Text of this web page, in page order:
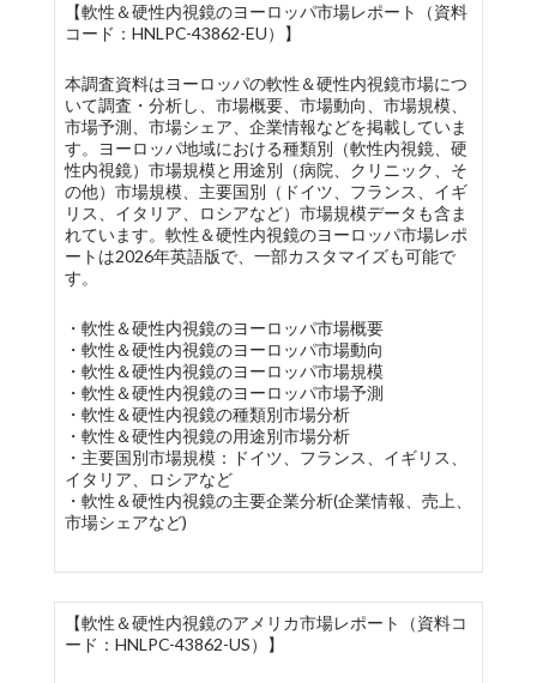
【軟性＆硬性内視鏡のヨーロッパ市場レポート（資料
コード：HNLPC-43862-EU）】
本調査資料はヨーロッパの軟性＆硬性内視鏡市場につ
いて調査・分析し、市場概要、市場動向、市場規模、
市場予測、市場シェア、企業情報などを掲載していま
す。ヨーロッパ地域における種類別（軟性内視鏡、硬
性内視鏡）市場規模と用途別（病院、クリニック、そ
の他）市場規模、主要国別（ドイツ、フランス、イギ
リス、イタリア、ロシアなど）市場規模データも含ま
れています。軟性＆硬性内視鏡のヨーロッパ市場レポ
ートは2026年英語版で、一部カスタマイズも可能で
す。
・軟性＆硬性内視鏡のヨーロッパ市場概要
・軟性＆硬性内視鏡のヨーロッパ市場動向
・軟性＆硬性内視鏡のヨーロッパ市場規模
・軟性＆硬性内視鏡のヨーロッパ市場予測
・軟性＆硬性内視鏡の種類別市場分析
・軟性＆硬性内視鏡の用途別市場分析
・主要国別市場規模：ドイツ、フランス、イギリス、
イタリア、ロシアなど
・軟性＆硬性内視鏡の主要企業分析(企業情報、売上、
市場シェアなど)
【軟性＆硬性内視鏡のアメリカ市場レポート（資料コ
ード：HNLPC-43862-US）】